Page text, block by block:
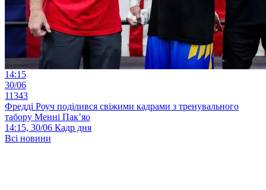
14:15
30/06
11343
Фредді Роуч поділився свіжими кадрами з тренувального
табору Менні Пак’яо
14:15, 30/06 Кадр дня
Всі новини